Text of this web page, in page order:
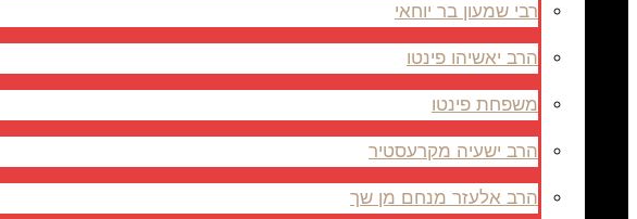
רבי שמעון בר יוחאי
הרב יאשיהו פינטו
משפחת פינטו
הרב ישעיה מקרעסטיר
הרב אלעזר מנחם מן שך